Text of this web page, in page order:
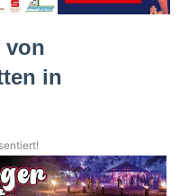
von
in